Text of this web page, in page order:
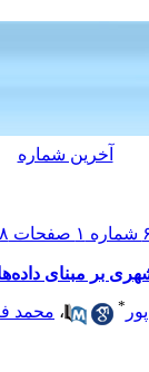
بر مبنای
* ، محمد